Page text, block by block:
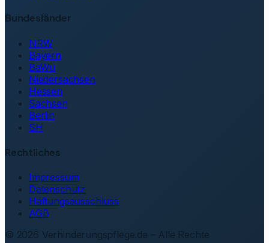
Bundesländer
NRW
Bayern
BaWü
Niedersachsen
Hessen
Sachsen
Berlin
SH
Rechtliches
Impressum
Datenschutz
Haftungsausschluss
AGB
© 2026 Verhinderungspflege.de – Alle Rechte